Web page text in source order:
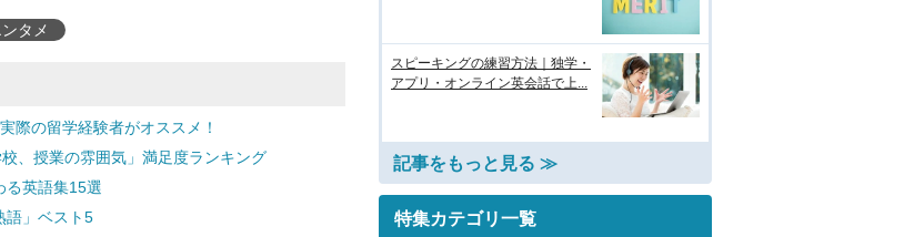
タメ
際の留学経験者がオススメ！
、授業の雰囲気」満足度ランキング
る英語集15選
」ベスト5
スピーキングの練習方法｜独学・
アプリ・オンライン英会話で上...
記事をもっと見る ≫
特集カテゴリ一覧